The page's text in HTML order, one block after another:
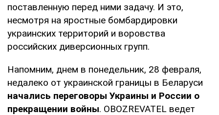
поставленную перед ними задачу. И это,
несмотря на яростные бомбардировки
украинских территорий и воровства
российских диверсионных групп.
Напомним, днем в понедельник, 28 февраля,
недалеко от украинской границы в Беларуси
начались переговоры Украины и России о
прекращении войны. OBOZREVATEL ведет